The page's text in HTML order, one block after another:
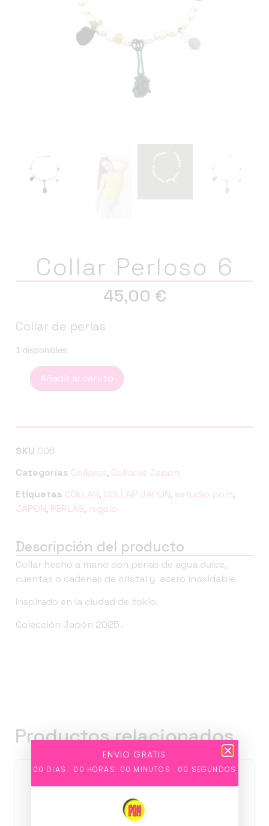
Collar Perloso 6
45,00 €
Collar de perlas
1 disponibles
Añadir al carrito
SKU C06
Categorías Collares, Collares Japón
Etiquetas COLLAR, COLLAR JAPON, estudio pom,
JAPON, PERLAS, regalo
Descripción del producto
Collar hecho a mano con perlas de agua dulce,
cuentas o cadenas de cristal y acero inoxidable.
Inspirado en la ciudad de tokio.
Colección Japón 2025 .
Productos relacionados
ENVIO GRATIS
00 DIAS : 00 HORAS: 00 MINUTOS : 00 SEGUNDOS